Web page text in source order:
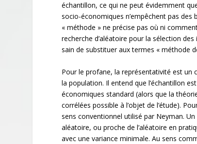
échantillon, ce qui ne peut évidemment
socio-économiques n’empêchent pas des
« méthode » ne précise pas où ni
recherche d’aléatoire pour la sélection
sain de substituer aux termes « méthode
Pour le profane, la représentativité est un
la population. Il entend que l’échantillon
économiques standard (alors que la
corrélées possible à l’objet de l’étude).
sens conventionnel utilisé par Neyman.
aléatoire, ou proche de l’aléatoire en
avec une variance minimale. Au sens